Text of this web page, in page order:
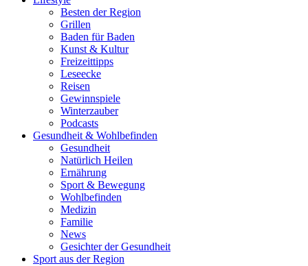
Besten der Region
Grillen
Baden für Baden
Kunst & Kultur
Freizeittipps
Leseecke
Reisen
Gewinnspiele
Winterzauber
Podcasts
Gesundheit & Wohlbefinden
Gesundheit
Natürlich Heilen
Ernährung
Sport & Bewegung
Wohlbefinden
Medizin
Familie
News
Gesichter der Gesundheit
Sport aus der Region